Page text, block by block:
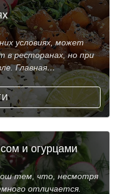
условиях, может
в ресторанах, но при
Главная
и огурцами
тем, что, несмотря
отличается.